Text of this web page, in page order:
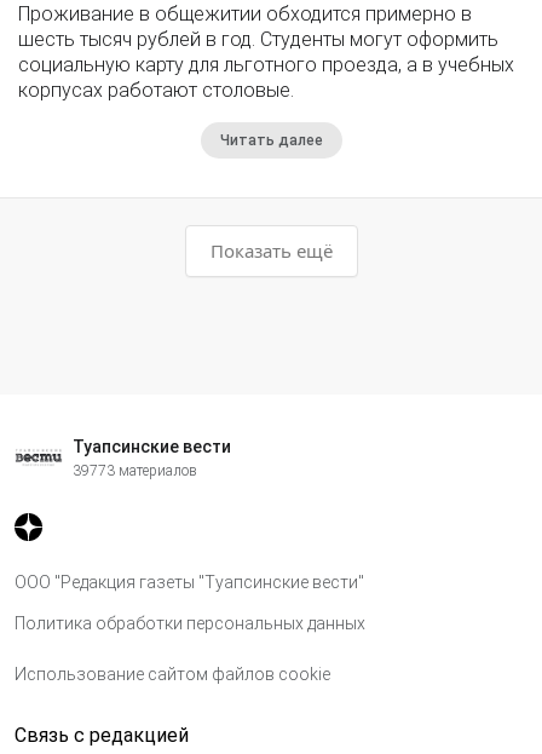
Проживание в общежитии обходится примерно в
шесть тысяч рублей в год. Студенты могут оформить
социальную карту для льготного проезда, а в учебных
корпусах работают столовые.
Читать далее
Показать ещё
Туапсинские вести
39773 материалов
ООО "Редакция газеты "Туапсинские вести"
Политика обработки персональных данных
Использование сайтом файлов cookie
Связь с редакцией